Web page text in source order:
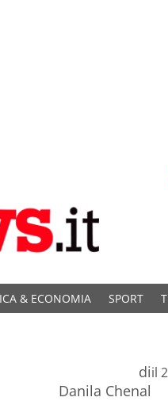
& ECONOMIA SPORT
di
Danila Chenal
il